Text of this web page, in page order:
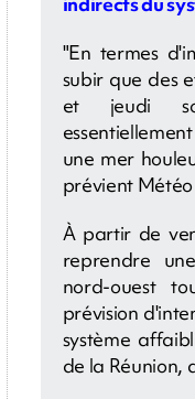
"En termes
subir que des
et jeudi
une mer
prévient
À partir de
reprendre
nord-ouest
prévision
système
de la Réunion,